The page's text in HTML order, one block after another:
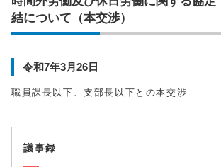
結について（本交渉）
令和7年3月26日
職員課長以下、支部長以下との本交渉
議事録